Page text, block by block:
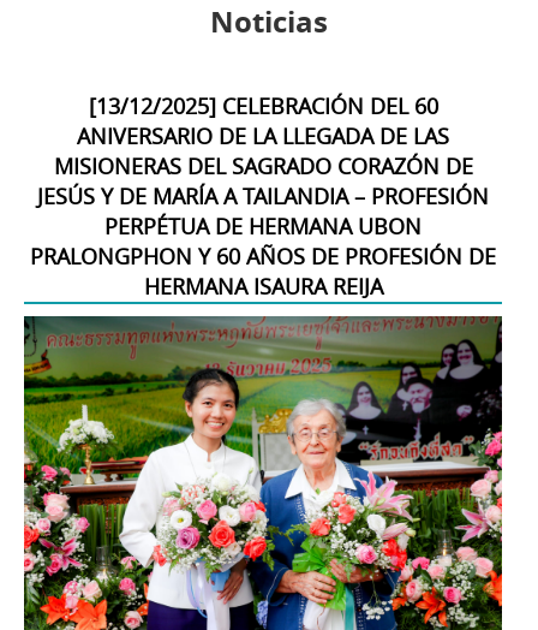
Noticias
[13/12/2025] CELEBRACIÓN DEL 60
ANIVERSARIO DE LA LLEGADA DE LAS
MISIONERAS DEL SAGRADO CORAZÓN DE
JESÚS Y DE MARÍA A TAILANDIA – PROFESIÓN
PERPÉTUA DE HERMANA UBON
PRALONGPHON Y 60 AÑOS DE PROFESIÓN DE
HERMANA ISAURA REIJA